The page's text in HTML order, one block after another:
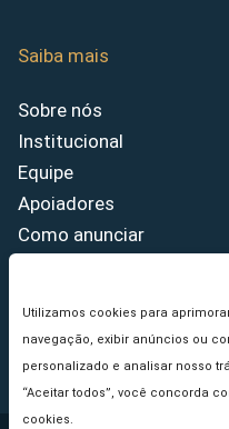
Utilizamos cookies para
navegação, exibir anúncios ou
personalizado e analisar nosso
“Aceitar todos”, você concorda
cookies.
Saiba mais
Sobre nós
Institucional
Equipe
Apoiadores
Como anunciar
Princípios Editoriais